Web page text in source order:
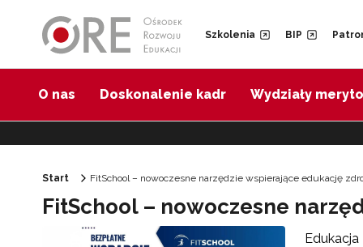
Szkolenia BIP
O nas Doskonalenie kadr Wydziały
Start FitSchool – nowoczesne narzędzie wspierające edukację
FitSchool – nowoczesne